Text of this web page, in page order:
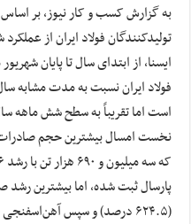
به گزارش کسب و کار نیوز، بر
تولیدکنندگان فولاد ایران از
ایسنا، از ابتدای سال تا پایان
نخست امسال بیشترین حجم
پارسال ثبت شده، اما بیشترین رشد
(۶٢۴.۵ درصد) و سپس آهن‌اسفنجی (١٨٠ درصد) است.